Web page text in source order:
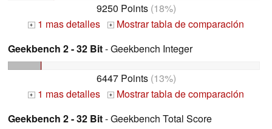
9250 Points(18%)
+ 1 mas detalles +
Mostrar tabla de comparación
Geekbench 2 - 32 Bit- Geekbench Integer
6447 Points(13%)
+ 1 mas detalles +
Mostrar tabla de comparación
Geekbench 2 - 32 Bit- Geekbench Total Score